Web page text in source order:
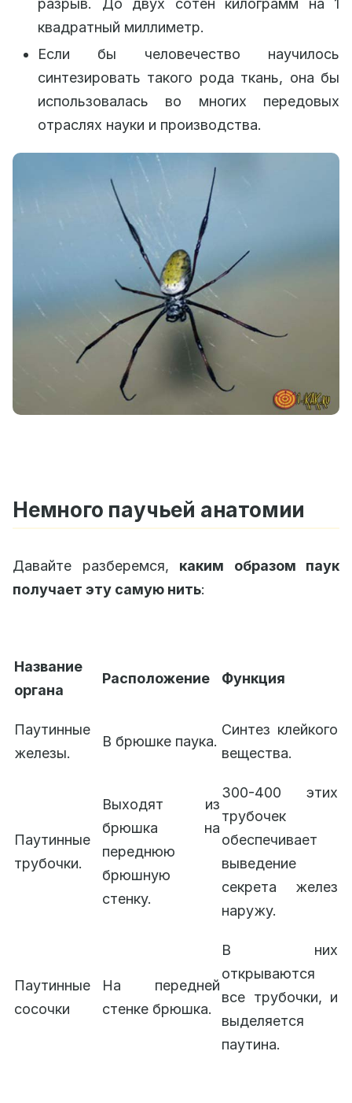
квадратный миллиметр.
Если бы человечество научилось
синтезировать такого рода ткань, она бы
использовалась во многих передовых
отраслях науки и производства.
Немного паучьей анатомии
Давайте разберемся, каким образом паук
получает эту самую нить:
Название
органа
Расположение Функция
Паутинные
железы.
В брюшке паука.
Синтез клейкого
вещества.
Паутинные
трубочки.
Выходят из
брюшка на
переднюю
брюшную
стенку.
300-400 этих
трубочек
обеспечивает
выведение
секрета желез
наружу.
Паутинные
сосочки
На передней
стенке брюшка.
В них
открываются
все трубочки, и
выделяется
паутина.